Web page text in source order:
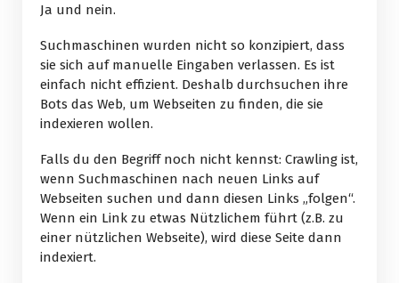
Ja und nein.
Suchmaschinen wurden nicht so konzipiert, dass
sie sich auf manuelle Eingaben verlassen. Es ist
einfach nicht effizient. Deshalb durchsuchen ihre
Bots das Web, um Webseiten zu finden, die sie
indexieren wollen.
Falls du den Begriff noch nicht kennst: Crawling ist,
wenn Suchmaschinen nach neuen Links auf
Webseiten suchen und dann diesen Links „folgen“.
Wenn ein Link zu etwas Nützlichem führt (z.B. zu
einer nützlichen Webseite), wird diese Seite dann
indexiert.